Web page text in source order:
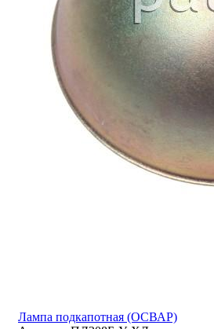
Лампа подкапотная (ОСВАР)